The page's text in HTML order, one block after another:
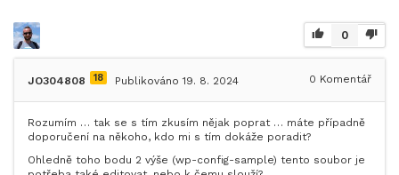
0
JO304808 18 Publikováno 19. 8. 2024 0 Komentář
Rozumím … tak se s tím zkusím nějak poprat … máte případně
doporučení na někoho, kdo mi s tím dokáže poradit?
Ohledně toho bodu 2 výše (wp-config-sample) tento soubor je